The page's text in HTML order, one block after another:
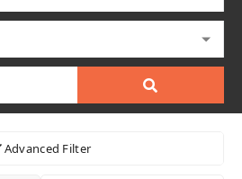
Advanced Filter